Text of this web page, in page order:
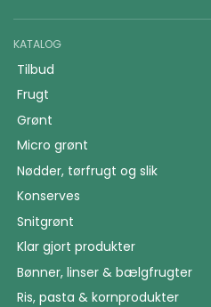
KATALOG
Tilbud
Frugt
Grønt
Micro grønt
Nødder, tørfrugt og slik
Konserves
Snitgrønt
Klar gjort produkter
Bønner, linser & bælgfrugter
Ris, pasta & kornprodukter